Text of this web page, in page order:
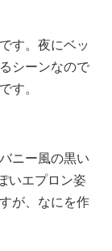
す。夜にベッ
シーンなので
す。
ニー風の黒い
いエプロン姿
が、なにを作